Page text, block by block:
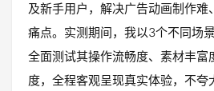
及新手用户，解决广告动画制作难
痛点。实测期间，我以3个不同场
全面测试其操作流畅度、素材丰富
度，全程客观呈现真实体验，不夸